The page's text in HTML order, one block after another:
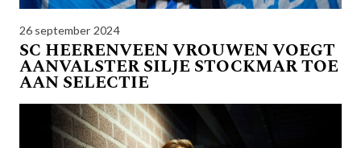
26 september 2024
SC HEERENVEEN VROUWEN VOEGT
AANVALSTER SILJE STOCKMAR TOE
AAN SELECTIE